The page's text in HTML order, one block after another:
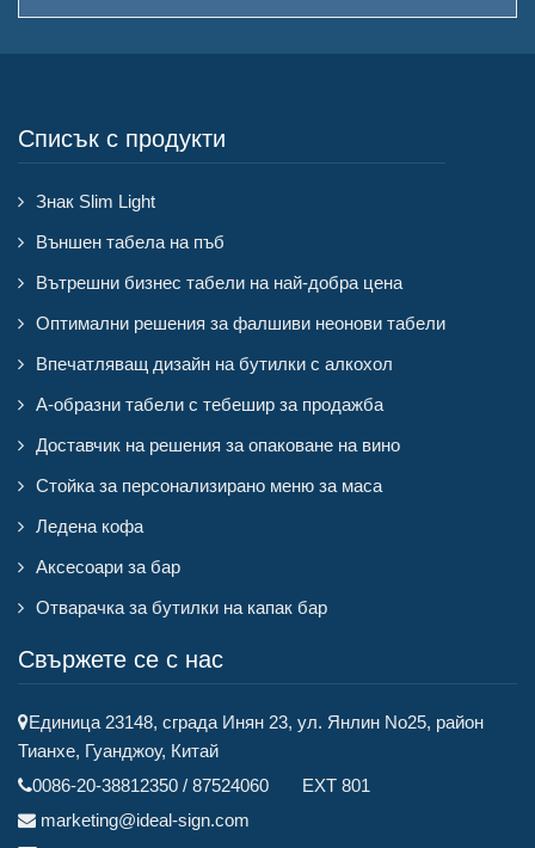
Списък с продукти
Знак Slim Light
Външен табела на пъб
Вътрешни бизнес табели на най-добра цена
Оптимални решения за фалшиви неонови табели
Впечатляващ дизайн на бутилки с алкохол
А-образни табели с тебешир за продажба
Доставчик на решения за опаковане на вино
Стойка за персонализирано меню за маса
Ледена кофа
Аксесоари за бар
Отварачка за бутилки на капак бар
Свържете се с нас
Единица 23148, сграда Инян 23, ул. Янлин No25, район
Тианхе, Гуанджоу, Китай
0086-20-38812350 / 87524060 EXT 801
marketing@ideal-sign.com